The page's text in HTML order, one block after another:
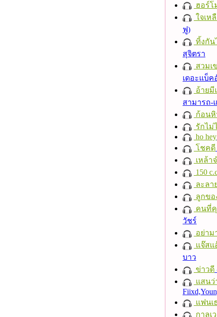
ฮอร์โ
ใจเห
ฟู)
ทิ้งกัน
สุจิตรา
สวมเ
เดอะแบ็ค
อ้ายมี
สามารถ-
ก้อน
รักไม่
ho hey
โชคดี
เหล้า
150
ละลา
ลูกขอ
คนที่
วัชร์
อย่าม
แจ๊สแ
บาว
ข่าวดี
แสนว่
แฟนเ
กาลเ